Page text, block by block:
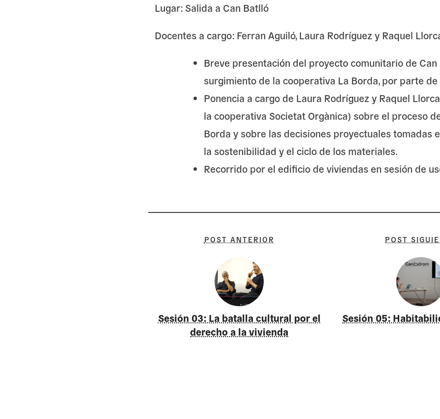
Lugar: Salida a Can Batlló
Docentes a cargo: Ferran Aguiló, Laura Rodríguez y Raquel
Breve presentación del proyecto comunitario de
surgimiento de la cooperativa La Borda, por parte de
Ponencia a cargo de Laura Rodríguez y Raquel
la cooperativa Societat Orgànica) sobre el proceso
Borda y sobre las decisiones proyectuales tomadas
la sostenibilidad y el ciclo de los materiales.
Recorrido por el edificio de viviendas en sesión de
POST ANTERIOR
Sesión 03: La batalla cultural por el
derecho a la vivienda
POST
Sesión 05: